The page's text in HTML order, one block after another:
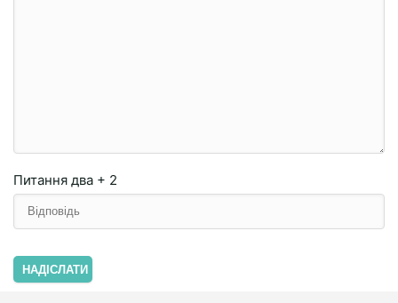
Питання два + 2
НАДІСЛАТИ